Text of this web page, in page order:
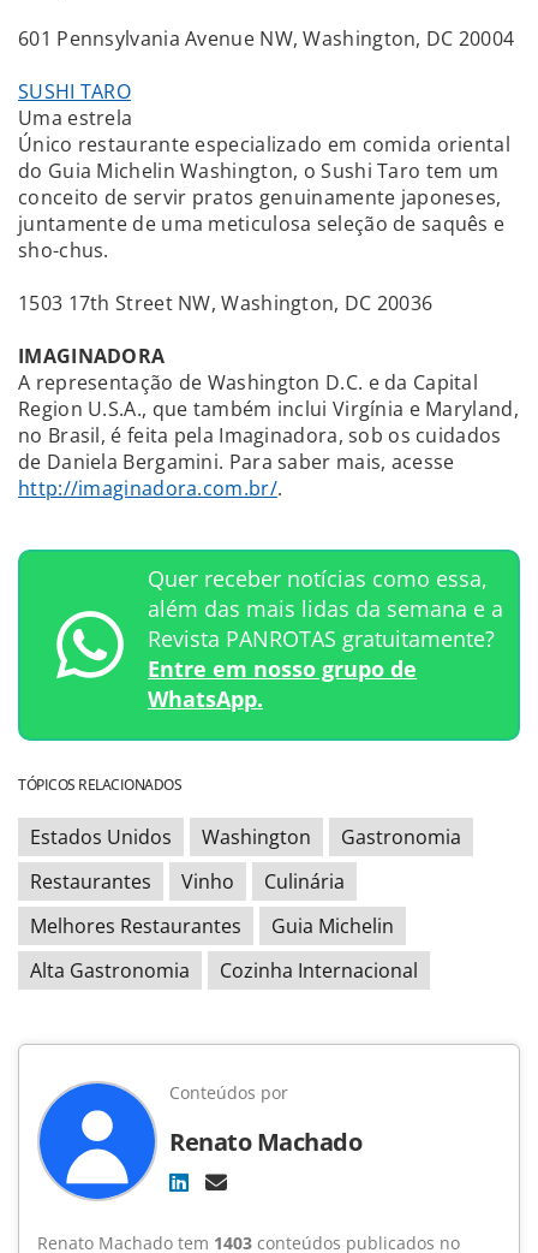
601 Pennsylvania Avenue NW, Washington, DC 20004
SUSHI TARO
Uma estrela
Único restaurante especializado em comida oriental
do Guia Michelin Washington, o Sushi Taro tem um
conceito de servir pratos genuinamente japoneses,
juntamente de uma meticulosa seleção de saquês e
sho-chus.
1503 17th Street NW, Washington, DC 20036
IMAGINADORA
A representação de Washington D.C. e da Capital
Region U.S.A., que também inclui Virgínia e Maryland,
no Brasil, é feita pela Imaginadora, sob os cuidados
de Daniela Bergamini. Para saber mais, acesse
http://imaginadora.com.br/.
Quer receber notícias como essa,
além das mais lidas da semana e a
Revista PANROTAS gratuitamente?
Entre em nosso grupo de
WhatsApp.
TÓPICOS RELACIONADOS
Estados Unidos Washington
Gastronomia
Restaurantes
Vinho
Culinária
Melhores Restaurantes
Guia Michelin
Alta Gastronomia
Cozinha Internacional
Conteúdos por
Renato Machado
Renato Machado tem 1403 conteúdos publicados no